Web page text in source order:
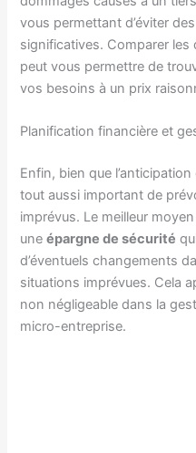
vous permettant d’éviter
significatives. Comparer les
peut vous permettre de
vos besoins à un prix
Planification financière et
Enfin, bien que
tout aussi important de
imprévus. Le meilleur
uneépargne de sécurité
d’éventuels changements
situations imprévues. Cela
non négligeable dans la
micro-entreprise.